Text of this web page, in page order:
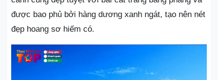
được bao phủ bởi hàng dương xanh ngát, tạo nên nét
đẹp hoang sơ hiếm có.